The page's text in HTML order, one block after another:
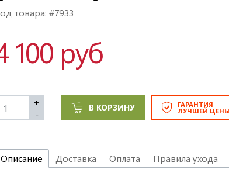
товара: #7933
100 руб
+
-
В КОРЗИНУ ГАРАНТИЯ
ЛУЧШЕЙ
Описание Доставка Оплата Правила ухода